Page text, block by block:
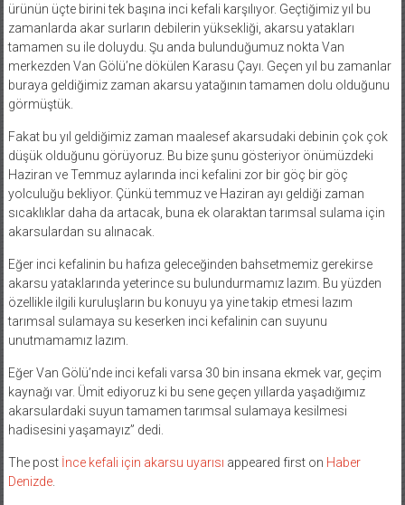
ürünün üçte birini tek başına inci kefali karşılıyor. Geçtiğimiz yıl bu
zamanlarda akar surların debilerin yüksekliği, akarsu yatakları
tamamen su ile doluydu. Şu anda bulunduğumuz nokta Van
merkezden Van Gölü’ne dökülen Karasu Çayı. Geçen yıl bu zamanlar
buraya geldiğimiz zaman akarsu yatağının tamamen dolu olduğunu
görmüştük.
Fakat bu yıl geldiğimiz zaman maalesef akarsudaki debinin çok çok
düşük olduğunu görüyoruz. Bu bize şunu gösteriyor önümüzdeki
Haziran ve Temmuz aylarında inci kefalini zor bir göç bir göç
yolculuğu bekliyor. Çünkü temmuz ve Haziran ayı geldiği zaman
sıcaklıklar daha da artacak, buna ek olaraktan tarımsal sulama için
akarsulardan su alınacak.
Eğer inci kefalinin bu hafıza geleceğinden bahsetmemiz gerekirse
akarsu yataklarında yeterince su bulundurmamız lazım. Bu yüzden
özellikle ilgili kuruluşların bu konuyu ya yine takip etmesi lazım
tarımsal sulamaya su keserken inci kefalinin can suyunu
unutmamamız lazım.
Eğer Van Gölü’nde inci kefali varsa 30 bin insana ekmek var, geçim
kaynağı var. Ümit ediyoruz ki bu sene geçen yıllarda yaşadığımız
akarsulardaki suyun tamamen tarımsal sulamaya kesilmesi
hadisesini yaşamayız” dedi.
The post İnce kefali için akarsu uyarısı appeared first on Haber
Denizde.